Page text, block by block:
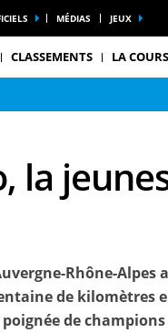
MÉDIAS JEUX
CLASSEMENTS LA
la
Rhône-
de kilomètres
de